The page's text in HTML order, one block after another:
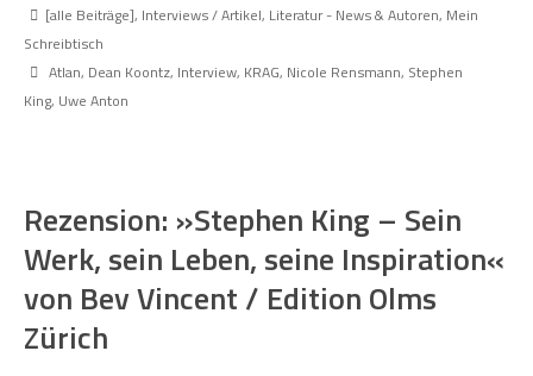
[alle Beiträge], Interviews / Artikel, Literatur - News & Autoren, Mein
Schreibtisch
Atlan, Dean Koontz, Interview, KRAG, Nicole Rensmann, Stephen
King, Uwe Anton
Rezension: »Stephen King – Sein
Werk, sein Leben, seine Inspiration«
von Bev Vincent / Edition Olms
Zürich